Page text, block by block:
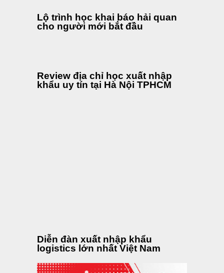
Lộ trình học khai báo hải quan
cho người mới bắt đầu
Review địa chỉ học xuất nhập
khẩu uy tín tại Hà Nội TPHCM
Diễn đàn xuất nhập khẩu
logistics lớn nhất Việt Nam